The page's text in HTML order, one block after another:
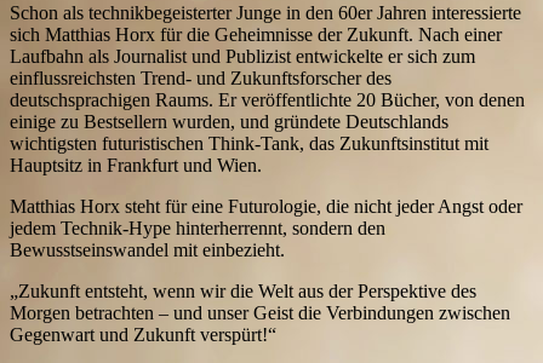
Schon als technikbegeisterter Junge in den 60er Jahren interessierte
sich Matthias Horx für die Geheimnisse der Zukunft. Nach einer
Laufbahn als Journalist und Publizist entwickelte er sich zum
einflussreichsten Trend- und Zukunftsforscher des
deutschsprachigen Raums. Er veröffentlichte 20 Bücher, von denen
einige zu Bestsellern wurden, und gründete Deutschlands
wichtigsten futuristischen Think-Tank, das Zukunftsinstitut mit
Hauptsitz in Frankfurt und Wien.
Matthias Horx steht für eine Futurologie, die nicht jeder Angst oder
jedem Technik-Hype hinterherrennt, sondern den
Bewusstseinswandel mit einbezieht.
„Zukunft entsteht, wenn wir die Welt aus der Perspektive des
Morgen betrachten – und unser Geist die Verbindungen zwischen
Gegenwart und Zukunft verspürt!“